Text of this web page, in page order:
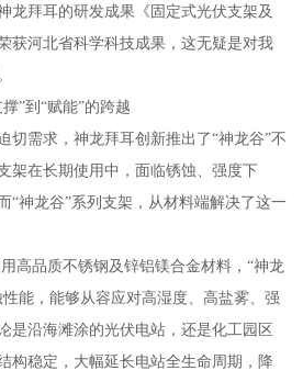
龙拜耳的研发成果《固定式光伏支架及
获河北省科学科技成果，这无疑是对我
”到“赋能”的跨越
切需求，神龙拜耳创新推出了“神龙谷”不
架在长期使用中，面临锈蚀、强度下
“神龙谷”系列支架，从材料端解决了这一
高品质不锈钢及锌铝镁合金材料，“神龙
能，能够从容应对高湿度、高盐雾、强
是沿海滩涂的光伏电站，还是化工园区
构稳定，大幅延长电站全生命周期，降